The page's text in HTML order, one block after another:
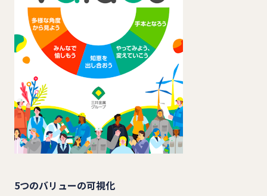
5つのバリューの可視化